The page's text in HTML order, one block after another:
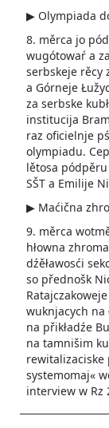
▶ Olympiada
8. měrca jo
wugótowaŕ a
serbskeje rěcy
a Górneje
za serbske
institucija
raz oficielnje
olympiadu.
lětosa
SŠT a Emi­lije
▶ Maćična
9. měrca
hłowna
dźěławosći
so přednošk
wuknjacych na
na přikładźe
na tamnišim
systemomaj«
interview w Rz